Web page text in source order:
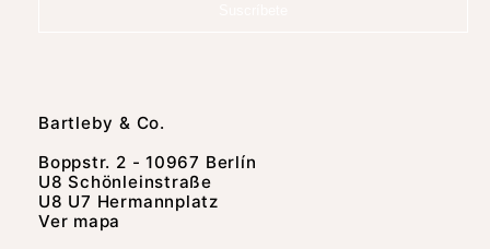
Bartleby & Co.
Boppstr. 2 - 10967 Berlín
U8 Schönleinstraße
U8 U7 Hermannplatz
Ver mapa